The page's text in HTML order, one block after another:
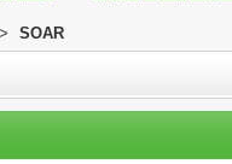
> SOAR